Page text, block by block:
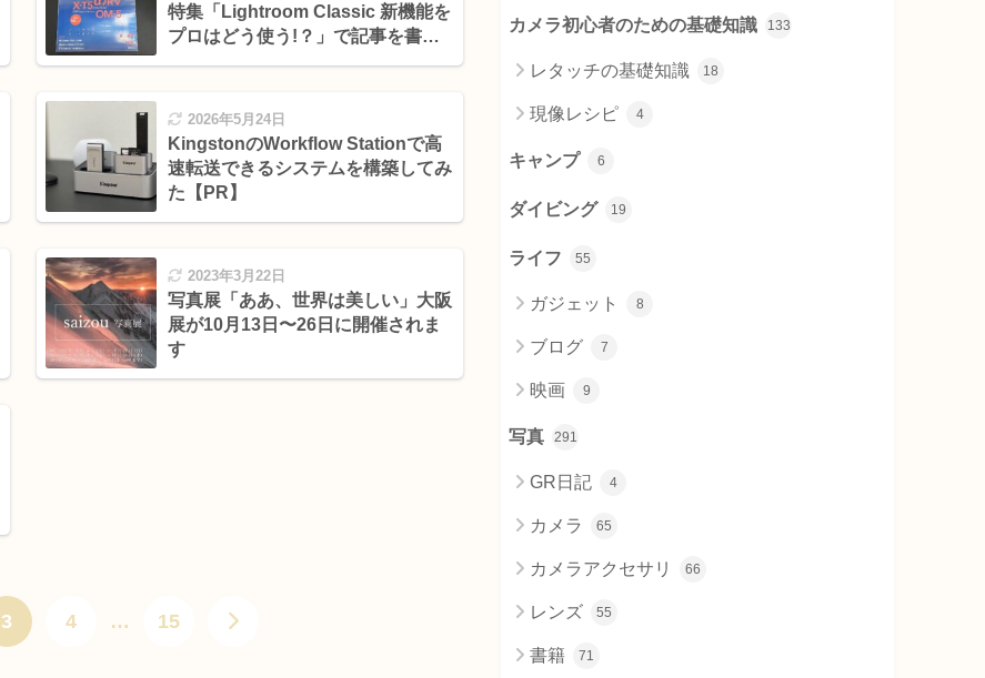
特集「Lightroom Classic 新機能を
プロはどう使う!？」で記事を書か
2026年5月24日
KingstonのWorkflow Stationで高
速転送できるシステムを構築してみ
た【PR】
2023年3月22日
写真展「ああ、世界は美しい」大阪
展が10月13日〜26日に開催されま
す
3 4 … 15
カメラ初心者のための基礎知識 133
レタッチの基礎知識 18
現像レシピ 4
キャンプ 6
ダイビング 19
ライフ 55
ガジェット 8
ブログ 7
映画 9
写真 291
GR日記 4
カメラ 65
カメラアクセサリ 66
レンズ 55
書籍 71